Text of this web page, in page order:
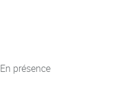
En présence